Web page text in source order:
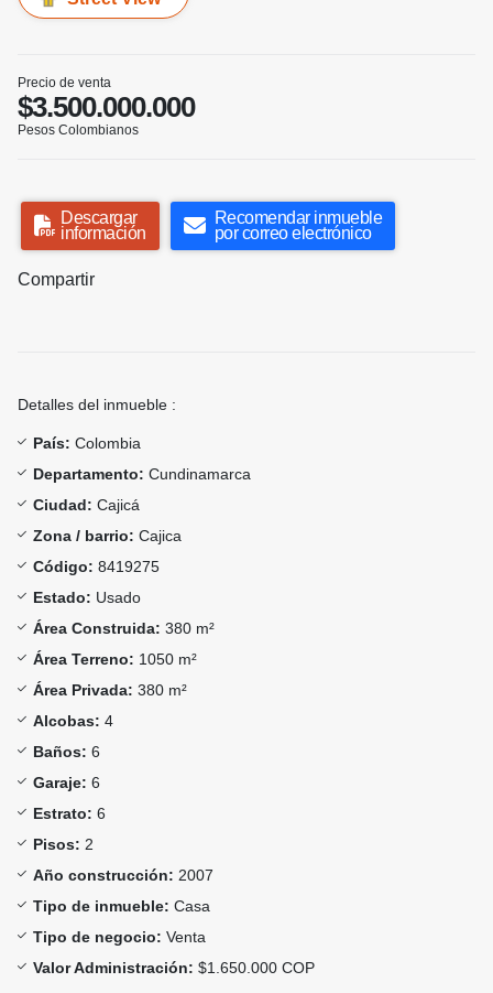
Precio de venta
$3.500.000.000
Pesos Colombianos
Descargar
información
Recomendar inmueble
por correo electrónico
Compartir
Detalles del inmueble :
País: Colombia
Departamento: Cundinamarca
Ciudad: Cajicá
Zona / barrio: Cajica
Código: 8419275
Estado: Usado
Área Construida: 380 m²
Área Terreno: 1050 m²
Área Privada: 380 m²
Alcobas: 4
Baños: 6
Garaje: 6
Estrato: 6
Pisos: 2
Año construcción: 2007
Tipo de inmueble: Casa
Tipo de negocio: Venta
Valor Administración: $1.650.000 COP